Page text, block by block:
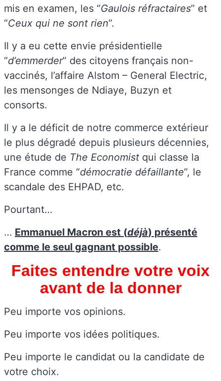
mis en examen, les “Gaulois réfractaires” et
“Ceux qui ne sont rien”.
Il y a eu cette envie présidentielle
“d’emmerder” des citoyens français non-
vaccinés, l’affaire Alstom – General Electric,
les mensonges de Ndiaye, Buzyn et
consorts.
Il y a le déficit de notre commerce extérieur
le plus dégradé depuis plusieurs décennies,
une étude de The Economist qui classe la
France comme “démocratie défaillante”, le
scandale des EHPAD, etc.
Pourtant…
… Emmanuel Macron est (déjà) présenté
comme le seul gagnant possible.
Faites entendre votre voix
avant de la donner
Peu importe vos opinions.
Peu importe vos idées politiques.
Peu importe le candidat ou la candidate de
votre choix.